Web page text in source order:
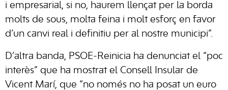
i empresarial, si no, haurem llençat per la borda
molts de sous, molta feina i molt esforç en favor
d’un canvi real i definitiu per al nostre municipi”.
D’altra banda, PSOE-Reinicia ha denunciat el “poc
interès” que ha mostrat el Consell Insular de
Vicent Marí, que “no només no ha posat un euro